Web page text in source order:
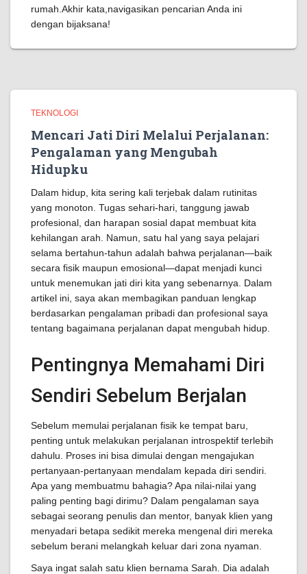
rumah.Akhir kata,navigasikan pencarian Anda ini
dengan bijaksana!
TEKNOLOGI
Mencari Jati Diri Melalui Perjalanan:
Pengalaman yang Mengubah
Hidupku
Dalam hidup, kita sering kali terjebak dalam rutinitas
yang monoton. Tugas sehari-hari, tanggung jawab
profesional, dan harapan sosial dapat membuat kita
kehilangan arah. Namun, satu hal yang saya pelajari
selama bertahun-tahun adalah bahwa perjalanan—baik
secara fisik maupun emosional—dapat menjadi kunci
untuk menemukan jati diri kita yang sebenarnya. Dalam
artikel ini, saya akan membagikan panduan lengkap
berdasarkan pengalaman pribadi dan profesional saya
tentang bagaimana perjalanan dapat mengubah hidup.
Pentingnya Memahami Diri
Sendiri Sebelum Berjalan
Sebelum memulai perjalanan fisik ke tempat baru,
penting untuk melakukan perjalanan introspektif terlebih
dahulu. Proses ini bisa dimulai dengan mengajukan
pertanyaan-pertanyaan mendalam kepada diri sendiri.
Apa yang membuatmu bahagia? Apa nilai-nilai yang
paling penting bagi dirimu? Dalam pengalaman saya
sebagai seorang penulis dan mentor, banyak klien yang
menyadari betapa sedikit mereka mengenal diri mereka
sebelum berani melangkah keluar dari zona nyaman.
Saya ingat salah satu klien bernama Sarah. Dia adalah